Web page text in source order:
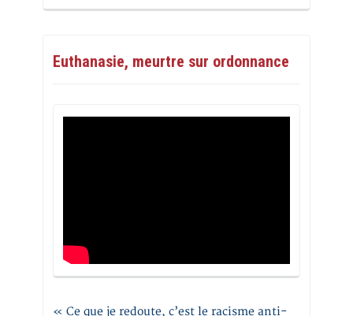
Euthanasie, meurtre sur ordonnance
« Ce que je redoute, c’est le racisme anti-